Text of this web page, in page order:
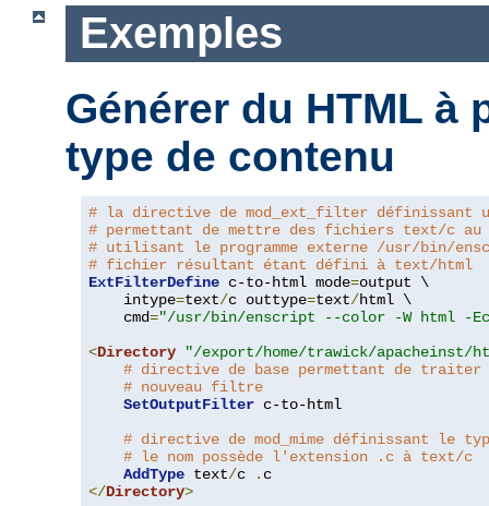
Exemples
Générer du HTML à
type de contenu
# la directive de mod_ext_filter définissant
# permettant de mettre des fichiers text/c au
# utilisant le programme externe /usr/bin/
# fichier résultant étant défini à text/html
ExtFilterDefine c-to-html mode=output \
    intype
=text/c outtype=text/html \
    cmd
="/usr/bin/enscript --color -W html -
<Directory
"/export/home/trawick/apacheinst/
# directive de base permettant de
# nouveau filtre
SetOutputFilter c-to-html
# directive de mod_mime définissant le
# le nom possède l'extension .c à text/c
AddType text/c .
</Directory>